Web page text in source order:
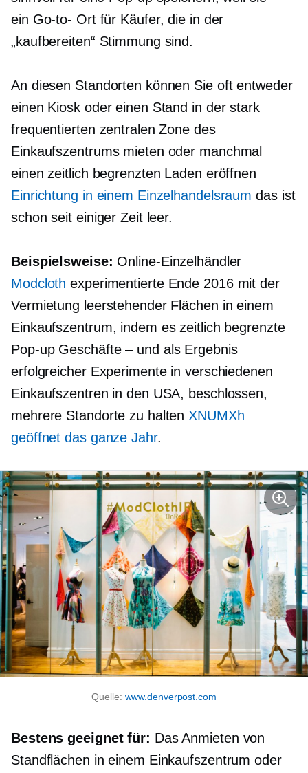
ein Go-to- Ort für Käufer, die in der
„kaufbereiten“ Stimmung sind.
An diesen Standorten können Sie oft entweder
einen Kiosk oder einen Stand in der stark
frequentierten zentralen Zone des
Einkaufszentrums mieten oder manchmal
einen zeitlich begrenzten Laden eröffnen
Einrichtung in einem Einzelhandelsraum das ist
schon seit einiger Zeit leer.
Beispielsweise: Online-Einzelhändler
Modcloth experimentierte Ende 2016 mit der
Vermietung leerstehender Flächen in einem
Einkaufszentrum, indem es zeitlich begrenzte
Pop-up Geschäfte – und als Ergebnis
erfolgreicher Experimente in verschiedenen
Einkaufszentren in den USA, beschlossen,
mehrere Standorte zu halten XNUMXh
geöffnetdas ganze Jahr.
Quelle: www.denverpost.com
Bestens geeignet für: Das Anmieten von
Standflächen in einem Einkaufszentrum oder